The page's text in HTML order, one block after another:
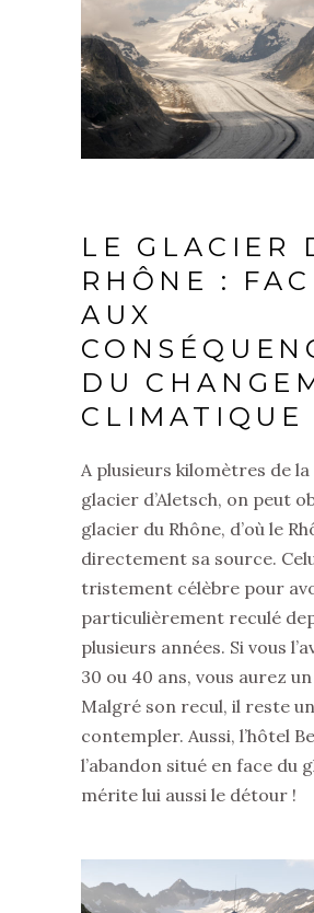
LE GLACIER
RHÔNE :
AUX
DU
CLIMATIQUE
A plusieurs kilomètres de la
glacier d’Aletsch, on peut
glacier du Rhône, d’où le
directement sa source.
tristement célèbre pour
particulièrement reculé
plusieurs années. Si vous
30 ou 40 ans, vous aurez
Malgré son recul, il reste
contempler. Aussi, l’hôtel
l’abandon situé en face du
mérite lui aussi le détour !